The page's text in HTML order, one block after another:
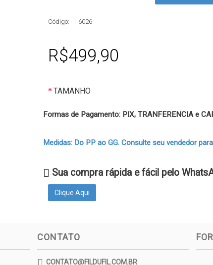
Código: 6026
R$499,90
TAMANHO
Formas de Pagamento: PIX, TRANFERENCIA e
Medidas: Do PP ao GG. Consulte seu vendedor
Sua compra rápida e fácil pelo
Clique Aqui
CONTATO
CONTATO@FILDUFIL.COM.BR